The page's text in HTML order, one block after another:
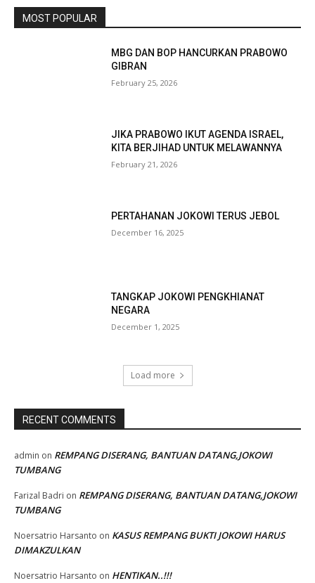
MOST POPULAR
MBG DAN BOP HANCURKAN PRABOWO
GIBRAN
February 25, 2026
JIKA PRABOWO IKUT AGENDA ISRAEL,
KITA BERJIHAD UNTUK MELAWANNYA
February 21, 2026
PERTAHANAN JOKOWI TERUS JEBOL
December 16, 2025
TANGKAP JOKOWI PENGKHIANAT
NEGARA
December 1, 2025
Load more
RECENT COMMENTS
admin on REMPANG DISERANG, BANTUAN DATANG,JOKOWI
TUMBANG
Farizal Badri on REMPANG DISERANG, BANTUAN DATANG,JOKOWI
TUMBANG
Noersatrio Harsanto on KASUS REMPANG BUKTI JOKOWI HARUS
DIMAKZULKAN
Noersatrio Harsanto on HENTIKAN..!!!